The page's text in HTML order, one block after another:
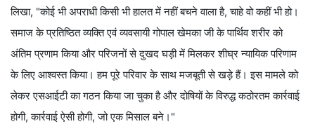
लिखा, "कोई भी अपराधी किसी भी हालत में नहीं बचने वाला है, चाहे वो कहीं भी हो।
समाज के प्रतिष्ठित व्यक्ति एवं व्यवसायी गोपाल खेमका जी के पार्थिव शरीर को
अंतिम प्रणाम किया और परिजनों से दुखद घड़ी में मिलकर शीघ्र न्यायिक परिणाम
के लिए आश्वस्त किया। हम पूरे परिवार के साथ मजबूती से खड़े हैं। इस मामले को
लेकर एसआईटी का गठन किया जा चुका है और दोषियों के विरुद्ध कठोरतम कार्रवाई
होगी, कार्रवाई ऐसी होगी, जो एक मिसाल बने।"